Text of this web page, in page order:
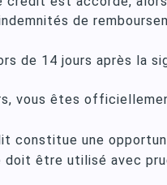
de
de 14 jours après la
vous êtes
constitue une
doit être utilisé avec